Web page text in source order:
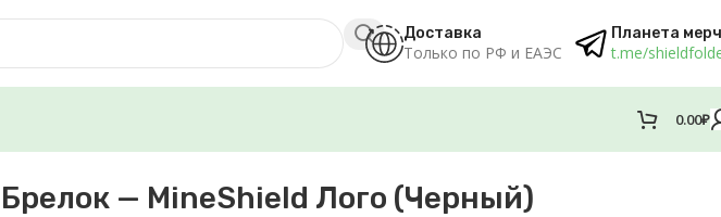
Доставка
Только по РФ и ЕАЭС
Планета
t.me/
0.00₽
Брелок — MineShield Лого (Черный)